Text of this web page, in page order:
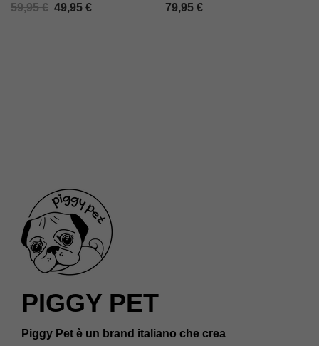
59,95€ 49,95 € 79,95 €
PIGGY PET
Piggy Pet è un brand italiano che crea